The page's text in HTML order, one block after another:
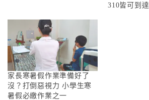
310皆可到達
家長寒暑假作業準備好了
沒？打倒惡視力 小學生寒
暑假必繳作業之一